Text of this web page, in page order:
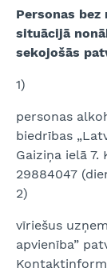
Personas
situācijā
sekojošās
1)
personas
biedrības
Gaiziņa ielā
29884047
2)
vīriešus
apvienība”